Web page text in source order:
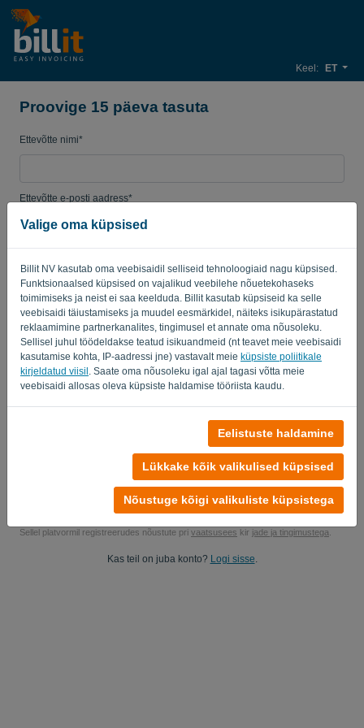
Valige oma küpsised
Billit NV kasutab oma veebisaidil selliseid tehnoloogiaid nagu küpsised.
Funktsionaalsed küpsised on vajalikud veebilehe nõuetekohaseks
toimimiseks ja neist ei saa keelduda. Billit kasutab küpsiseid ka selle
veebisaidi täiustamiseks ja muudel eesmärkidel, näiteks isikupärastatud
reklaamimine partnerkanalites, tingimusel et annate oma nõusoleku.
Sellisel juhul töödeldakse teatud isikuandmeid (nt teavet meie veebisaidi
kasutamise kohta, IP-aadressi jne) vastavalt meie küpsiste poliitikale
kirjeldatud viisil . Saate oma nõusoleku igal ajal tagasi võtta meie
veebisaidi allosas oleva küpsiste haldamise tööriista kaudu.
Eelistuste haldamine
Lükkake kõik valikulised küpsised
Nõustuge kõigi valikuliste küpsistega
Keel: ET
Proovige 15 päeva tasuta
Ettevõtte nimi*
Ettevõtte e-posti aadress*
Riik
Jah, sa võid uurida minu tooteid..
Alustage tasuta prooviversiooni
Ühtegi stringi pole kinnitatud! 100% kohustusteta
Teie andmed on 100% turvalised
Sellel platvormil registreerudes nõustute pri vaatsusees kir jade ja tingimustega
Kas teil on juba konto? Logi sisse.